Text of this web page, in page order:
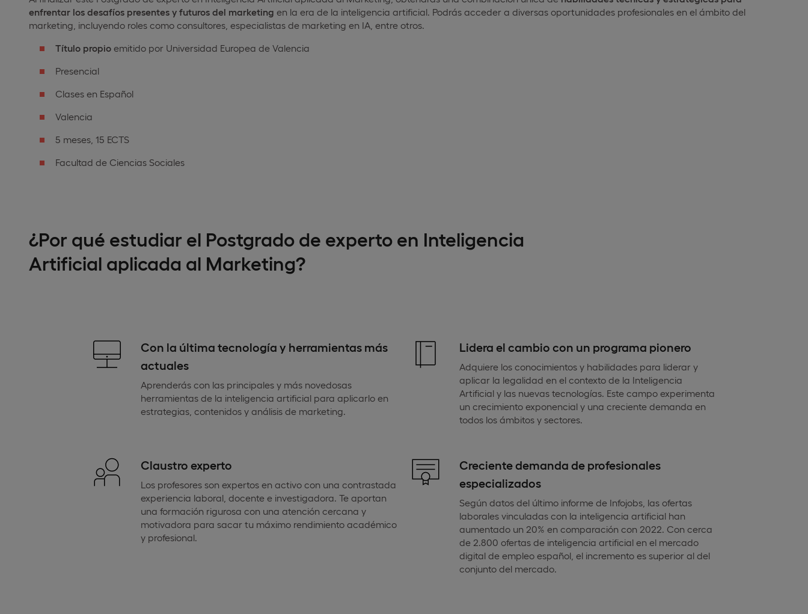
enfrentar los desafíos presentes y futuros del marketing en la era de la inteligencia artificial. Podrás acceder a diversas oportunidades profesionales en el ámbito del
marketing, incluyendo roles como consultores, especialistas de marketing en IA, entre otros.
Título propio emitido por Universidad Europea de Valencia
Presencial
Clases en Español
Valencia
5 meses, 15 ECTS
Facultad de Ciencias Sociales
¿Por qué estudiar el Postgrado de experto en Inteligencia
Artificial aplicada al Marketing?
Con la última tecnología y herramientas más
actuales
Aprenderás con las principales y más novedosas
herramientas de la inteligencia artificial para aplicarlo en
estrategias, contenidos y análisis de marketing.
Lidera el cambio con un programa pionero
Adquiere los conocimientos y habilidades para liderar y
aplicar la legalidad en el contexto de la Inteligencia
Artificial y las nuevas tecnologías. Este campo experimenta
un crecimiento exponencial y una creciente demanda en
todos los ámbitos y sectores.
Claustro experto
Los profesores son expertos en activo con una contrastada
experiencia laboral, docente e investigadora. Te aportan
una formación rigurosa con una atención cercana y
motivadora para sacar tu máximo rendimiento académico
y profesional.
Creciente demanda de profesionales
especializados
Según datos del último informe de Infojobs, las ofertas
laborales vinculadas con la inteligencia artificial han
aumentado un 20% en comparación con 2022. Con cerca
de 2.800 ofertas de inteligencia artificial en el mercado
digital de empleo español, el incremento es superior al del
conjunto del mercado.